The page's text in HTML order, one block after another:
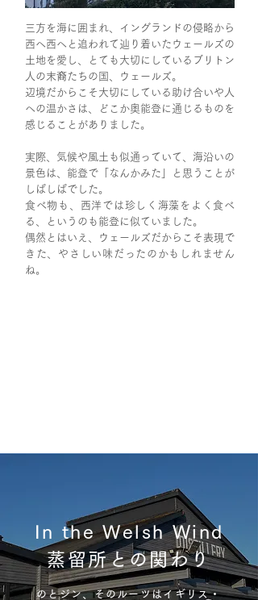
三方を海に囲まれ、イングランドの侵略から
西へ西へと追われて辿り着いたウェールズの
土地を愛し、とても大切にしているブリトン
人の末裔たちの国、ウェールズ。
辺境だからこそ大切にしている助け合いや人
への温かさは、どこか奥能登に通じるものを
感じることがありました。
実際、気候や風土も似通っていて、海沿いの
景色は、能登で「なんかみた」と思うことが
しばしばでした。
食べ物も、西洋では珍しく海藻をよく食べ
る、というのも能登に似ていました。
偶然とはいえ、ウェールズだからこそ表現で
きた、やさしい味だったのかもしれません
ね。
In the Welsh Wind
蒸留所との関わり
のとジン、そのルーツはイギリス・